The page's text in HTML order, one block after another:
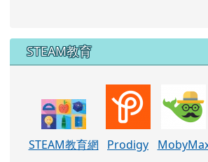
STEAM教育
STEAM教育網 Prodigy